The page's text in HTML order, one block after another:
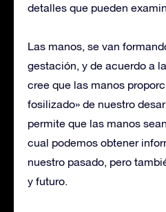
detalles que pueden
Las manos, se van
gestación, y de acuerdo a
cree que las manos
fosilizado» de nuestro
permite que las manos
cual podemos obtener
nuestro pasado, pero
y futuro.